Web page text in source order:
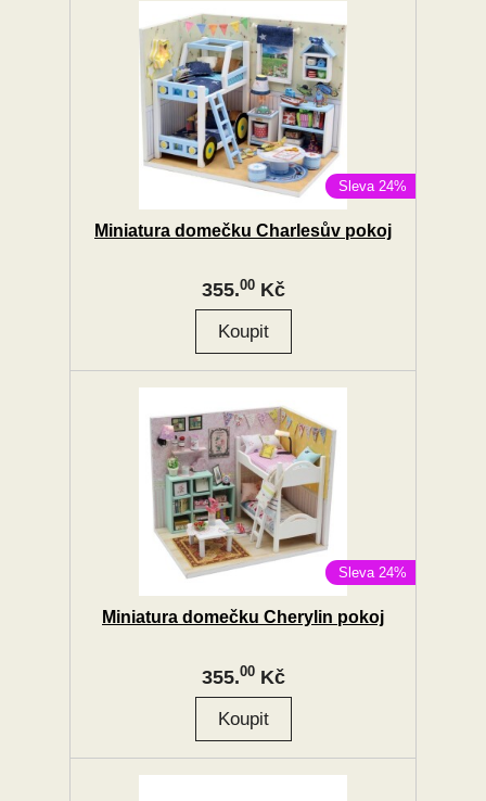
Sleva 24%
Miniatura domečku Charlesův pokoj
355.00Kč
Sleva 24%
Miniatura domečku Cherylin pokoj
355.00Kč